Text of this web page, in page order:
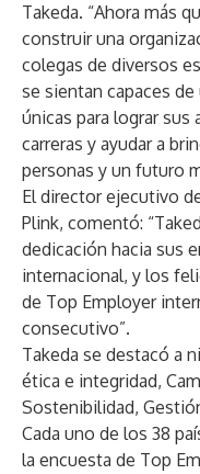
Takeda. “Ahora más
construir una
colegas de diversos
se sientan capaces
únicas para lograr sus
carreras y ayudar a
personas y un futuro
El director ejecutivo
Plink, comentó:
dedicación hacia sus
internacional, y los
de Top Employer
consecutivo”.
Takeda se destacó a
ética e integridad,
Sostenibilidad,
Cada uno de los 38
la encuesta de Top